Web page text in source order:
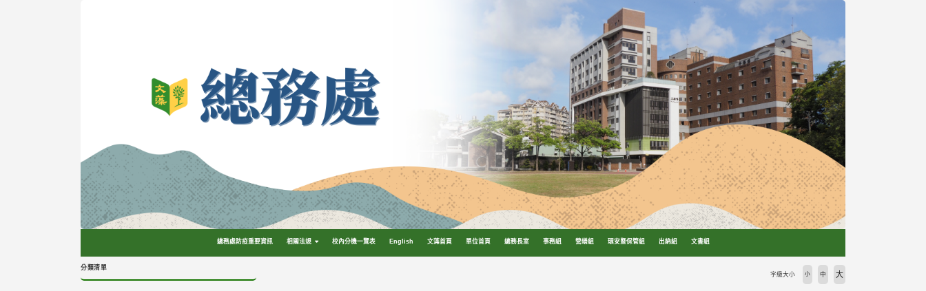
總務處防疫重要資訊 相關法規 校內分機一覽表 English 文藻首頁 單位首頁 總務長室 事務組 營繕組 環安暨保管組 出納組 文書組
分類清單
字級大小 小 中 大